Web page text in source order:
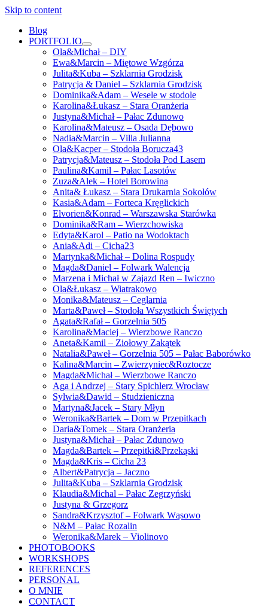
Skip to content
Blog
PORTFOLIO
open
menu
Ola&Michał – DIY
Ewa&Marcin – Miętowe Wzgórza
Julita&Kuba – Szklarnia Grodzisk
Patrycja & Daniel – Szklarnia Grodzisk
Dominika&Adam – Wesele w stodole
Karolina&Łukasz – Stara Oranżeria
Justyna&Michał – Pałac Zdunowo
Karolina&Mateusz – Osada Dębowo
Nadia&Marcin – Villa Julianna
Ola&Kacper – Stodoła Borucza43
Patrycja&Mateusz – Stodoła Pod Lasem
Paulina&Kamil – Pałac Lasotów
Zuza&Alek – Hotel Borowina
Anita& Łukasz – Stara Drukarnia Sokołów
Kasia&Adam – Forteca Kręglickich
Elvorien&Konrad – Warszawska Starówka
Dominika&Ram – Wierzchowiska
Edyta&Karol – Patio na Wodoktach
Ania&Adi – Cicha23
Martynka&Michał – Dolina Rospudy
Magda&Daniel – Folwark Walencja
Marzena i Michał w Zajazd Ren – Iwiczno
Ola&Łukasz – Wiatrakowo
Monika&Mateusz – Ceglarnia
Marta&Paweł – Stodoła Wszystkich Świętych
Agata&Rafał – Gorzelnia 505
Karolina&Maciej – Wierzbowe Ranczo
Aneta&Kamil – Ziołowy Zakątek
Natalia&Paweł – Gorzelnia 505 – Pałac Baborówko
Kalina&Marcin – Zwierzyniec&Roztocze
Magda&Michał – Wierzbowe Ranczo
Aga i Andrzej – Stary Spichlerz Wrocław
Sylwia&Dawid – Studzieniczna
Martyna&Jacek – Stary Młyn
Weronika&Bartek – Dom w Przepitkach
Daria&Tomek – Stara Oranżeria
Justyna&Michał – Pałac Zdunowo
Magda&Bartek – Przepitki&Przekąski
Magda&Kris – Cicha 23
Albert&Patrycja – Jaczno
Julita&Kuba – Szklarnia Grodzisk
Klaudia&Michal – Pałac Zegrzyński
Justyna & Grzegorz
Sandra&Krzysztof – Folwark Wąsowo
N&M – Pałac Rozalin
Weronika&Marek – Violinovo
PHOTOBOOKS
WORKSHOPS
REFERENCES
PERSONAL
O MNIE
CONTACT